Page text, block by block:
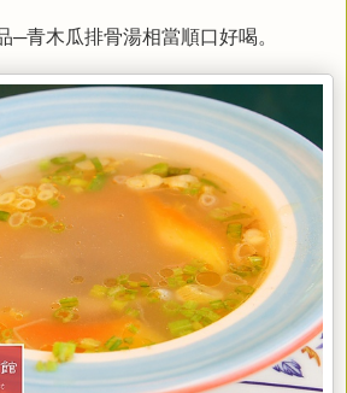
─青木瓜排骨湯相當順口好喝。